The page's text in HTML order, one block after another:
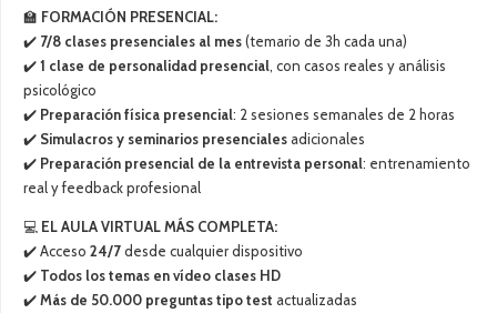
🏫 FORMACIÓN PRESENCIAL:
✔️ 7/8 clases presenciales al mes(temario de 3h cada una)
✔️1 clase de personalidad presencial, con casos reales y análisis
psicológico
✔️ Preparación física presencial: 2 sesiones semanales de 2 horas
✔️ Simulacros y seminarios presencialesadicionales
✔️ Preparación presencial de la entrevista personal: entrenamiento
real y feedback profesional
💻 EL AULA VIRTUAL MÁS COMPLETA:
✔️ Acceso 24/7desde cualquier dispositivo
✔️ Todos los temas en vídeo clases HD
✔️Más de 50.000 preguntas tipo test actualizadas